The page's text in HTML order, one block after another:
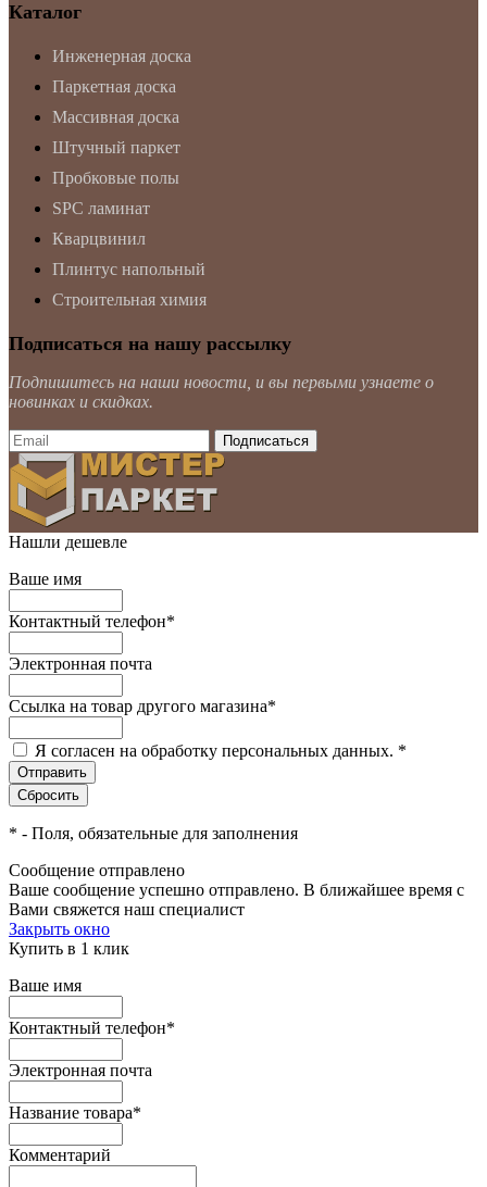
Каталог
Инженерная доска
Паркетная доска
Массивная доска
Штучный паркет
Пробковые полы
SPC ламинат
Кварцвинил
Плинтус напольный
Строительная химия
Подписаться на нашу рассылку
Подпишитесь на наши новости, и вы первыми узнаете о
новинках и скидках.
Нашли дешевле
Ваше имя
Контактный телефон*
Электронная почта
Ссылка на товар другого магазина*
Я согласен на обработку персональных данных. *
* - Поля, обязательные для заполнения
Сообщение отправлено
Ваше сообщение успешно отправлено. В ближайшее время с
Вами свяжется наш специалист
Закрыть окно
Купить в 1 клик
Ваше имя
Контактный телефон*
Электронная почта
Название товара*
Комментарий